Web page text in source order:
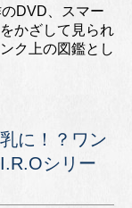
DVD、スマー
かざして見られ
ク上の図鑑とし
に！？ワン
シリー